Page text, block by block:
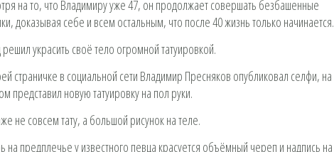
на то, что Владимиру уже 47, он продолжает совершать безбашенные
доказывая себе и всем остальным, что после 40 жизнь только начинается.
украсить своё тело огромной татуировкой.
страничке в социальной сети Владимир Пресняков опубликовал селфи, на
представил новую татуировку на пол руки.
не совсем тату, а большой рисунок на теле.
на предплечье у известного певца красуется объёмный череп и надпись на